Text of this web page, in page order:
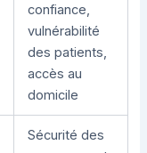
confiance,
vulnérabilité
des patients,
accès au
domicile
Sécurité des